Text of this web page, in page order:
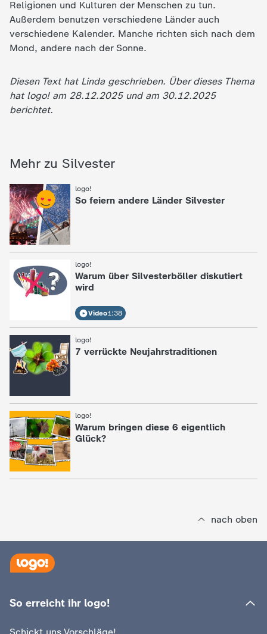
Religionen und Kulturen der Menschen zu tun.
Außerdem benutzen verschiedene Länder auch
verschiedene Kalender. Manche richten sich nach dem
Mond, andere nach der Sonne.
Diesen Text hat Linda geschrieben. Über dieses Thema
hat logo! am 28.12.2025 und am 30.12.2025
berichtet.
Mehr zu Silvester
logo!
: So feiern andere Länder Silvester
logo!
Warum über Silvesterböller diskutiert
wird
Video1:38
logo!
: 7 verrückte Neujahrstraditionen
logo!
:
Warum bringen diese 6 eigentlich
Glück?
nach oben
So erreicht ihr logo!